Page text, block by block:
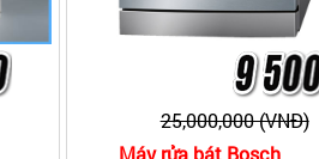
25,000,000 (VNĐ)
Máy rửa bát Bosch